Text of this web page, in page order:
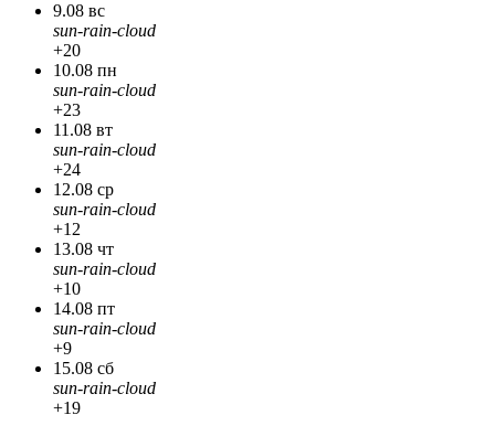
9.08 вс
sun-rain-cloud
+20
10.08 пн
sun-rain-cloud
+23
11.08 вт
sun-rain-cloud
+24
12.08 ср
sun-rain-cloud
+12
13.08 чт
sun-rain-cloud
+10
14.08 пт
sun-rain-cloud
+9
15.08 сб
sun-rain-cloud
+19